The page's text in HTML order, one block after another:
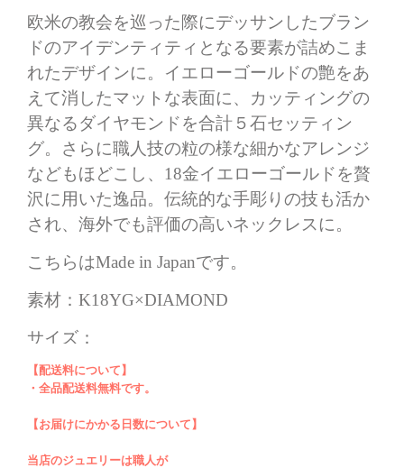
欧米の教会を巡った際にデッサンしたブラン
ドのアイデンティティとなる要素が詰めこま
れたデザインに。イエローゴールドの艶をあ
えて消したマットな表面に、 カッティングの
異なるダイヤモンドを合計５石セッティン
グ。さらに職人技の粒の様な細かなアレンジ
などもほどこし、18金イエローゴールドを贅
沢に用いた逸品。伝統的な手彫りの技も活か
され、海外でも評価の高いネックレスに。
こちらはMade in Japanです。
素材：K18YG×DIAMOND
サイズ：
全長（トップ部分は揺れるタイプ。留め具含
め）約42㎝
トップ部分 縦 約1.3㎝、横 約1㎝
【配送料について】
・全品配送料無料です。
【お届けにかかる日数について】
当店のジュエリーは職人が